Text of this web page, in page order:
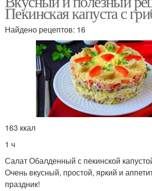
Пекинская капуста с
Найдено рецептов: 16
163 ккал
1 ч
Салат Обалденный с пекинской
Очень вкусный, простой, яркий и
праздник!